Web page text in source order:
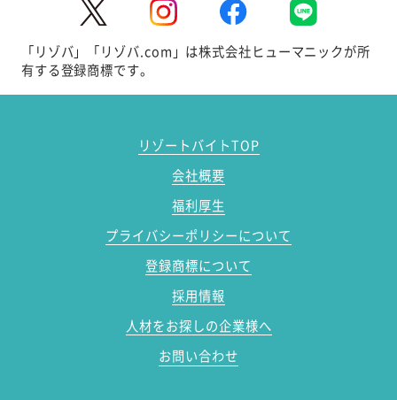
「リゾバ」「リゾバ.com」は株式会社ヒューマニックが所
有する登録商標です。
リゾートバイトTOP
会社概要
福利厚生
プライバシーポリシーについて
登録商標について
採用情報
人材をお探しの企業様へ
お問い合わせ